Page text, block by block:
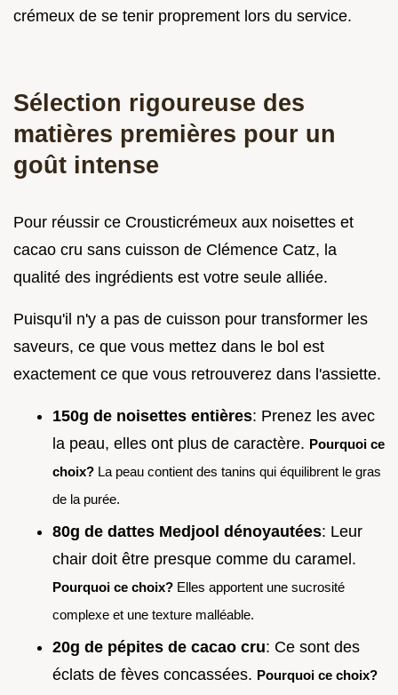
crémeux de se tenir proprement lors du service.
Sélection rigoureuse des
matières premières pour un
goût intense
Pour réussir ce Crousticrémeux aux noisettes et
cacao cru sans cuisson de Clémence Catz, la
qualité des ingrédients est votre seule alliée.
Puisqu'il n'y a pas de cuisson pour transformer les
saveurs, ce que vous mettez dans le bol est
exactement ce que vous retrouverez dans l'assiette.
150g de noisettes entières: Prenez les avec
la peau, elles ont plus de caractère. Pourquoi ce
choix? La peau contient des tanins qui équilibrent le gras
de la purée.
80g de dattes Medjool dénoyautées: Leur
chair doit être presque comme du caramel.
Pourquoi ce choix? Elles apportent une sucrosité
complexe et une texture malléable.
20g de pépites de cacao cru: Ce sont des
éclats de fèves concassées. Pourquoi ce choix?